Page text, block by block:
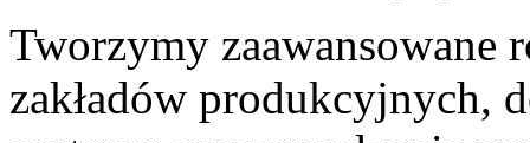
Tworzymy zaawansowane
zakładów produkcyjnych,